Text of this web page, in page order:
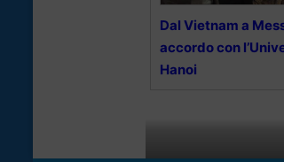
Dal Vietnam a
accordo con
Hanoi